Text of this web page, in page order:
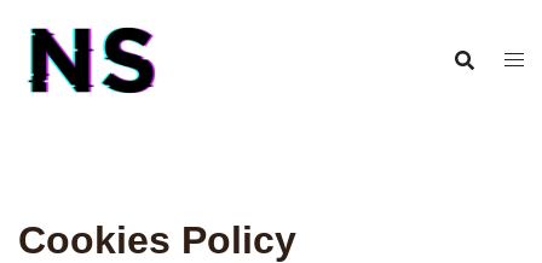
Cookies Policy